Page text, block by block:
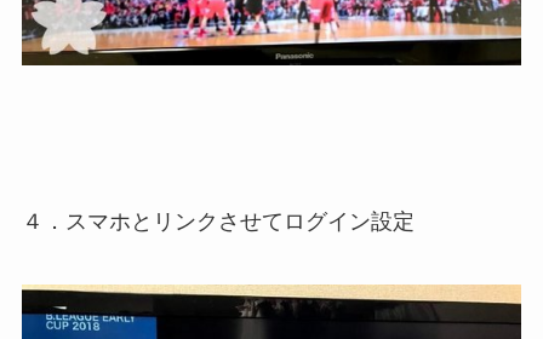
４．スマホとリンクさせてログイン設定